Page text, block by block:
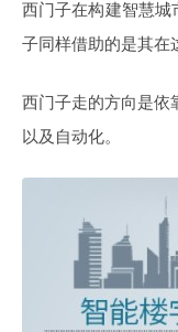
西门子在构建智慧城
子同样借助的是其在
西门子走的方向是依
以及自动化。